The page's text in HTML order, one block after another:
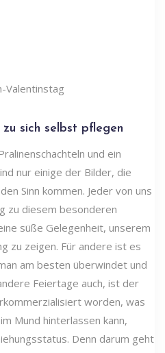
sich selbst pflegen
und ein
nur einige der Bilder, die
Sinn kommen. Jeder von uns
zu diesem besonderen
süße Gelegenheit, unserem
zu zeigen. Für andere ist es
am besten überwindet und
Feiertage auch, ist der
worden, was
Mund hinterlassen kann,
Denn darum geht